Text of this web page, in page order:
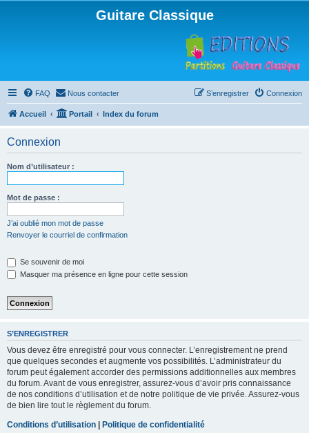
Guitare Classique
FAQ Nous contacter Connexion
S’enregistrer
Accueil Portail Index du forum
Connexion
Nom d’utilisateur :
Mot de passe :
J’ai oublié mon mot de passe
Renvoyer le courriel de confirmation
Se souvenir de moi
Masquer ma présence en ligne pour cette session
S’ENREGISTRER
Vous devez être enregistré pour vous connecter. L’enregistrement ne prend
que quelques secondes et augmente vos possibilités. L’administrateur du
forum peut également accorder des permissions additionnelles aux membres
du forum. Avant de vous enregistrer, assurez-vous d’avoir pris connaissance
de nos conditions d’utilisation et de notre politique de vie privée. Assurez-vous
de bien lire tout le règlement du forum.
Conditions d’utilisation | Politique de confidentialité